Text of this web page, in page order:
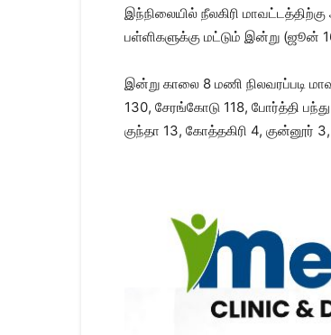
இந்நிலையில் நீலகிரி
பள்ளிகளுக்கு மட்டும் இன்று (ஜூன்
இன்று காலை 8 மணி நிலவரப்படி
130, சேரங்கோடு 118, போர்த்தி
குந்தா 13, கோத்தகிரி 4,